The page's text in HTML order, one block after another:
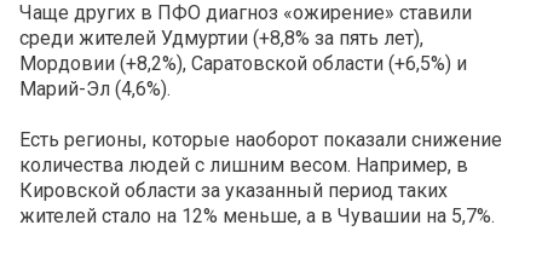
Чаще других в ПФО диагноз «ожирение» ставили
среди жителей Удмуртии (+8,8% за пять лет),
Мордовии (+8,2%), Саратовской области (+6,5%) и
Марий-Эл (4,6%).
Есть регионы, которые наоборот показали снижение
количества людей с лишним весом. Например, в
Кировской области за указанный период таких
жителей стало на 12% меньше, а в Чувашии на 5,7%.